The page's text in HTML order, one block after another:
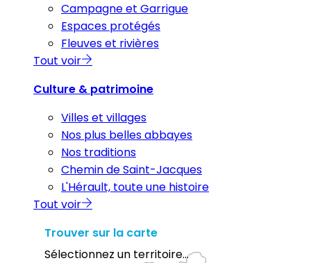
Campagne et Garrigue
Espaces protégés
Fleuves et rivières
Tout voir
Culture & patrimoine
Villes et villages
Nos plus belles abbayes
Nos traditions
Chemin de Saint-Jacques
L'Hérault, toute une histoire
Tout voir
Trouver sur la carte
Sélectionnez un territoire...